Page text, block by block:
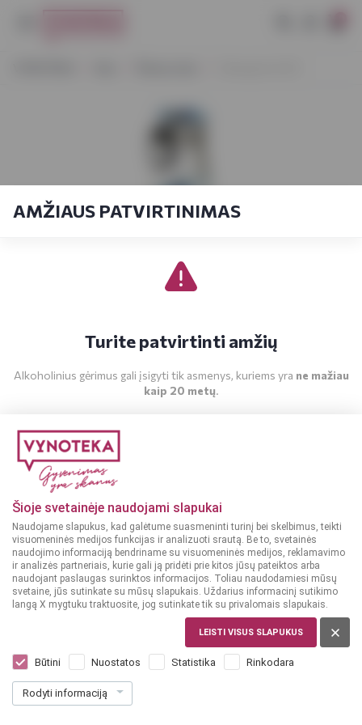
Šioje svetainėje naudojami slapukai
Naudojame slapukus, kad galėtume suasmeninti turinį bei skelbimus, teikti
visuomeninės medijos funkcijas ir analizuoti srautą. Be to, svetainės
naudojimo informaciją bendriname su visuomeninės medijos, reklamavimo
ir analizės partneriais, kurie gali ją pridėti prie kitos jūsų pateiktos arba
naudojant paslaugas surinktos informacijos. Toliau naudodamiesi mūsų
svetaine, jūs sutinkate su mūsų slapukais. Uždarius informacinį sutikimo
langą X mygtuku traktuosite, jog sutinkate tik su privalomais slapukais.
LEISTI VISUS SLAPUKUS
Būtini Nuostatos Statistika Rinkodara
Rodyti informaciją
AMŽIAUS PATVIRTINIMAS
Turite patvirtinti amžių
Alkoholinius gėrimus gali įsigyti tik asmenys, kuriems yra ne mažiau
kaip 20 metų.
Dar nėra balsų, galite įvertinti
139€ 4.21 € / L